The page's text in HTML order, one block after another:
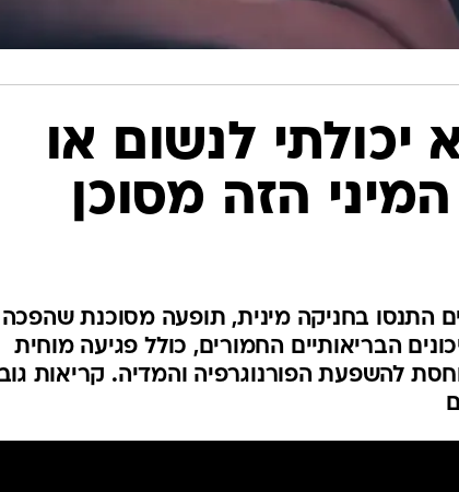
יכולתי לנשום או
הזה מסוכן
כי 57% מהצעירים התנסו בחניקה מינית, תופעה מסוכנת שהפכה
הבריאותיים החמורים, כולל פגיעה מוחית
להשפעת הפורנוגרפיה והמדיה. קריאות